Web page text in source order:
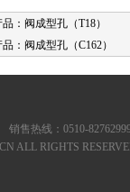
： 阀成型孔（T18）
： 阀成型孔（C162）
销售热线：0510-
ALL RIGHTS